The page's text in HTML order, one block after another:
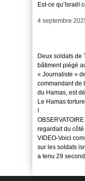
Est-ce qu’Israël
Date
4 septembre
Deux soldats de
bâtiment piégé
« Journaliste »
commandant de
du Hamas, est
Le Hamas
!
regardait du
VIDEO-Voici
sur les soldats
a tenu 29